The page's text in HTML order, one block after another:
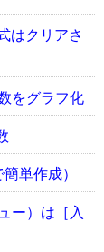
はクリアさ
をグラフ化
単作成）
ー）は［入